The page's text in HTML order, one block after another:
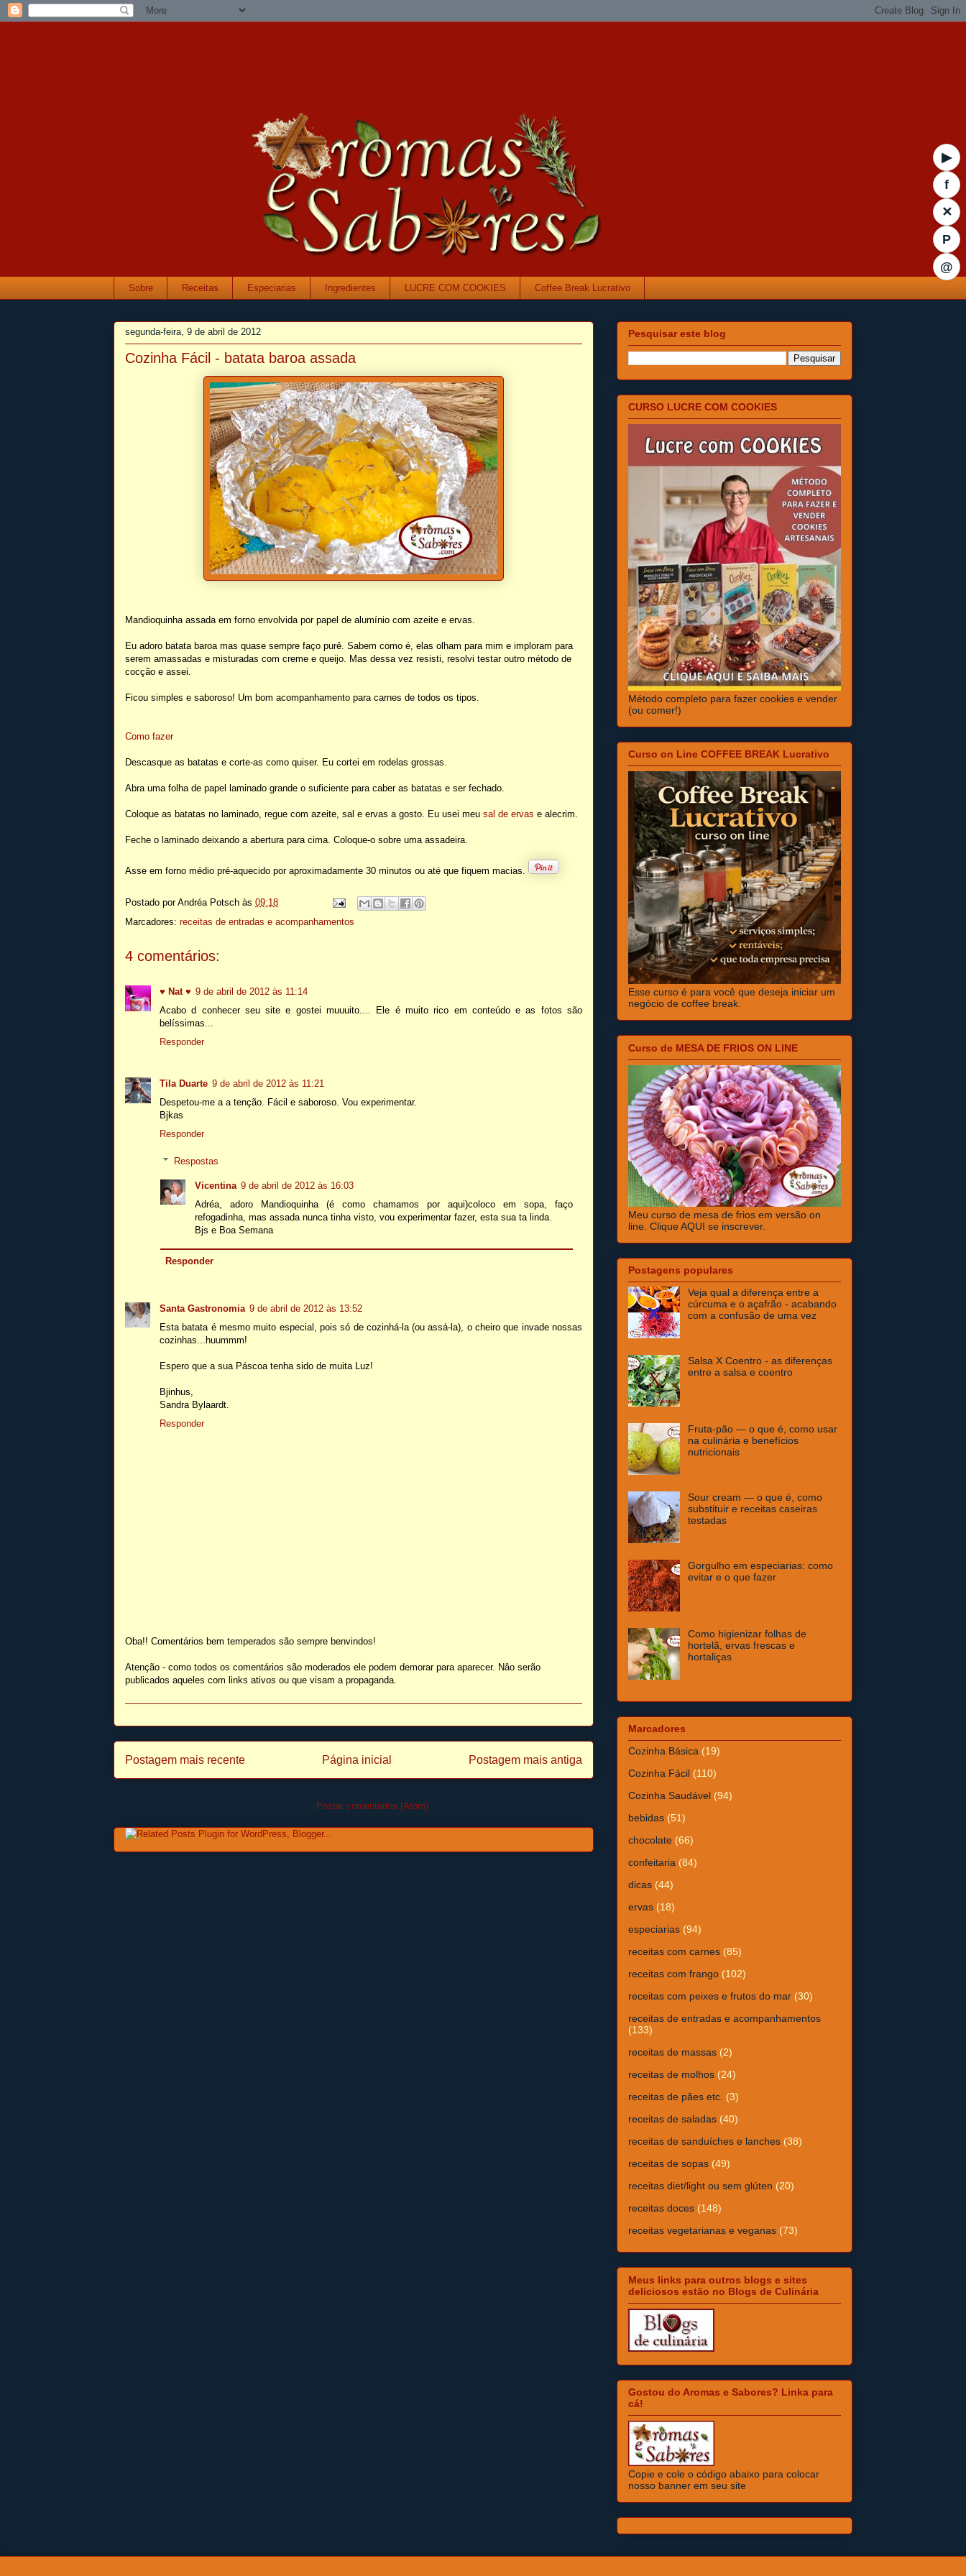
Sobre Receitas Especiarias Ingredientes LUCRE COM COOKIES Coffee Break Lucrativo
segunda-feira, 9 de abril de 2012
Cozinha Fácil - batata baroa assada
Mandioquinha assada em forno envolvida por papel de alumínio com azeite e ervas.
Eu adoro batata baroa mas quase sempre faço purê. Sabem como é, elas olham para mim e imploram para
serem amassadas e misturadas com creme e queijo. Mas dessa vez resisti, resolvi testar outro método de
cocção e assei.
Ficou simples e saboroso! Um bom acompanhamento para carnes de todos os tipos.
Como fazer
Descasque as batatas e corte-as como quiser. Eu cortei em rodelas grossas.
Abra uma folha de papel laminado grande o suficiente para caber as batatas e ser fechado.
Coloque as batatas no laminado, regue com azeite, sal e ervas a gosto. Eu usei meu sal de ervas e alecrim.
Feche o laminado deixando a abertura para cima. Coloque-o sobre uma assadeira.
Asse em forno médio pré-aquecido por aproximadamente 30 minutos ou até que fiquem macias.
Postado porAndréa Potsch às 09:18
Marcadores: receitas de entradas e acompanhamentos
4 comentários:
♥ Nat ♥ 9 de abril de 2012 às 11:14
Acabo d conhecer seu site e gostei muuuito.... Ele é muito rico em conteúdo e as fotos são
belíssimas...
Responder
Tila Duarte 9 de abril de 2012 às 11:21
Despetou-me a a tenção. Fácil e saboroso. Vou experimentar.
Bjkas
Responder
Respostas
Vicentina 9 de abril de 2012 às 16:03
Adréa, adoro Mandioquinha (é como chamamos por aqui)coloco em sopa, faço
refogadinha, mas assada nunca tinha visto, vou experimentar fazer, esta sua ta linda.
Bjs e Boa Semana
Responder
Santa Gastronomia 9 de abril de 2012 às 13:52
Esta batata é mesmo muito especial, pois só de cozinhá-la (ou assá-la), o cheiro que invade nossas
cozinhas...huummm!
Espero que a sua Páscoa tenha sido de muita Luz!
Bjinhus,
Sandra Bylaardt.
Responder
Oba!! Comentários bem temperados são sempre benvindos!
Atenção - como todos os comentários são moderados ele podem demorar para aparecer. Nâo serão
publicados aqueles com links ativos ou que visam a propaganda.
Postagem mais recente Postagem mais antiga
Página inicial
Postar comentários (Atom)
Pesquisar este blog
CURSO LUCRE COM COOKIES
Método completo para fazer cookies e vender
(ou comer!)
Curso on Line COFFEE BREAK Lucrativo
Esse curso é para você que deseja iniciar um
negócio de coffee break.
Curso de MESA DE FRIOS ON LINE
Meu curso de mesa de frios em versão on
line. Clique AQUI se inscrever.
Postagens populares
Veja qual a diferença entre a
cúrcuma e o açafrão - acabando
com a confusão de uma vez
Salsa X Coentro - as diferenças
entre a salsa e coentro
Fruta-pão — o que é, como usar
na culinária e benefícios
nutricionais
Sour cream — o que é, como
substituir e receitas caseiras
testadas
Gorgulho em especiarias: como
evitar e o que fazer
Como higienizar folhas de
hortelã, ervas frescas e
hortaliças
Marcadores
Cozinha Básica (19)
Cozinha Fácil (110)
Cozinha Saudável (94)
bebidas (51)
chocolate (66)
confeitaria (84)
dicas (44)
ervas (18)
especiarias (94)
receitas com carnes (85)
receitas com frango (102)
receitas com peixes e frutos do mar (30)
receitas de entradas e acompanhamentos
(133)
receitas de massas (2)
receitas de molhos (24)
receitas de pães etc. (3)
receitas de saladas (40)
receitas de sanduíches e lanches (38)
receitas de sopas (49)
receitas diet/light ou sem glúten (20)
receitas doces (148)
receitas vegetarianas e veganas (73)
Meus links para outros blogs e sites
deliciosos estão no Blogs de Culinária
Gostou do Aromas e Sabores? Linka para
cá!
Copie e cole o código abaixo para colocar
nosso banner em seu site
▶
f
✕
P
@